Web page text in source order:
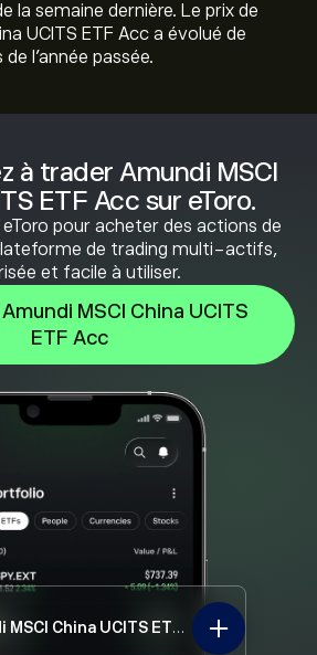
à trader Amundi MSCI
ETF Acc sur eToro.
pour acheter des actions de
de trading multi-actifs,
et facile à utiliser.
MSCI China UCITS
ETF Acc
Amundi MSCI China UCITS ETF Acc LCCN.L
la semaine dernière. Le prix de
UCITS ETF Acc a évolué de
l'année passée.